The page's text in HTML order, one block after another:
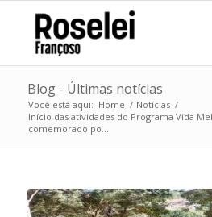
Blog - Últimas notícias
Você está aqui: Home / Notícias /
Início das atividades do Programa Vida
comemorado po...